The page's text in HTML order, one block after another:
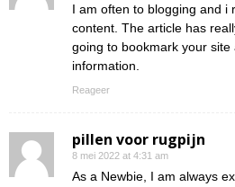
I am often to blogging and i
content. The article has
going to bookmark your
information.
Reageer
pillen voor rugpijn
8 mei 2022 at 4:31 am
As a Newbie, I am always